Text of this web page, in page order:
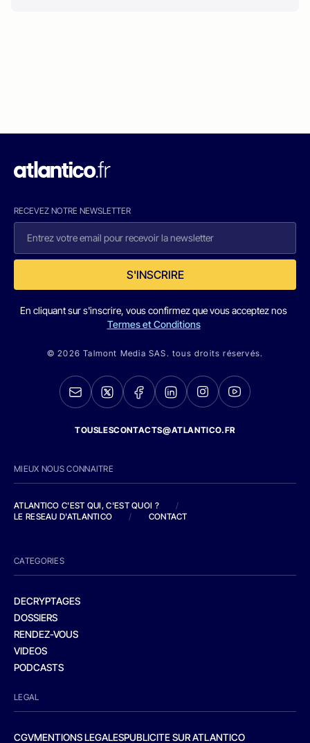
RECEVEZ NOTRE NEWSLETTER
S'INSCRIRE
En cliquant sur s'inscrire, vous confirmez que vous acceptez nos
Termes et Conditions
© 2026 Talmont Media SAS. tous droits réservés.
TOUSLESCONTACTS@ATLANTICO.FR
MIEUX NOUS CONNAITRE
ATLANTICO C'EST QUI, C'EST QUOI ?
/
LE RESEAU D'ATLANTICO
/ CONTACT
CATEGORIES
DECRYPTAGES
DOSSIERS
RENDEZ-VOUS
VIDEOS
PODCASTS
LEGAL
CGVMENTIONS LEGALESPUBLICITE SUR ATLANTICO